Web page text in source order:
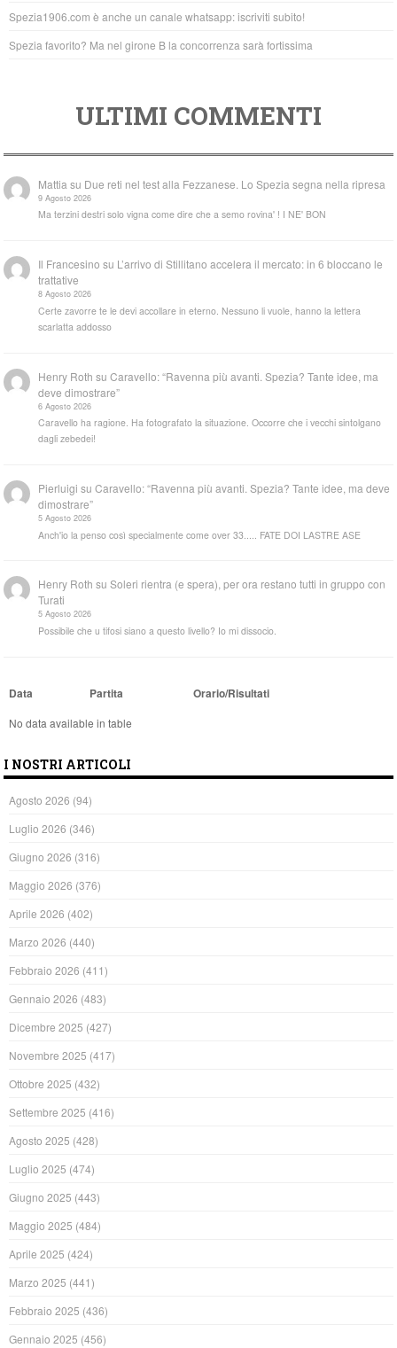
Spezia1906.com è anche un canale whatsapp: iscriviti subito!
Spezia favorito? Ma nel girone B la concorrenza sarà fortissima
ULTIMI COMMENTI
Mattia su Due reti nel test alla Fezzanese. Lo Spezia segna nella ripresa
9 Agosto 2026
Ma terzini destri solo vigna come dire che a semo rovina' ! I NE' BON
Il Francesino su L’arrivo di Stillitano accelera il mercato: in 6 bloccano le
trattative
8 Agosto 2026
Certe zavorre te le devi accollare in eterno. Nessuno li vuole, hanno la lettera
scarlatta addosso
Henry Roth suCaravello: “Ravenna più avanti. Spezia? Tante idee, ma
deve dimostrare”
6 Agosto 2026
Caravello ha ragione. Ha fotografato la situazione. Occorre che i vecchi sintolgano
dagli zebedei!
Pierluigi suCaravello: “Ravenna più avanti. Spezia? Tante idee, ma deve
dimostrare”
5 Agosto 2026
Anch'io la penso così specialmente come over 33..... FATE DOI LASTRE ASE
Henry Roth suSoleri rientra (e spera), per ora restano tutti in gruppo con
Turati
5 Agosto 2026
Possibile che u tifosi siano a questo livello? Io mi dissocio.
Data Partita Orario/Risultati
No data available in table
I NOSTRI ARTICOLI
Agosto 2026 (94)
Luglio 2026 (346)
Giugno 2026 (316)
Maggio 2026 (376)
Aprile 2026 (402)
Marzo 2026 (440)
Febbraio 2026 (411)
Gennaio 2026 (483)
Dicembre 2025 (427)
Novembre 2025 (417)
Ottobre 2025 (432)
Settembre 2025 (416)
Agosto 2025 (428)
Luglio 2025 (474)
Giugno 2025 (443)
Maggio 2025 (484)
Aprile 2025 (424)
Marzo 2025 (441)
Febbraio 2025 (436)
Gennaio 2025 (456)